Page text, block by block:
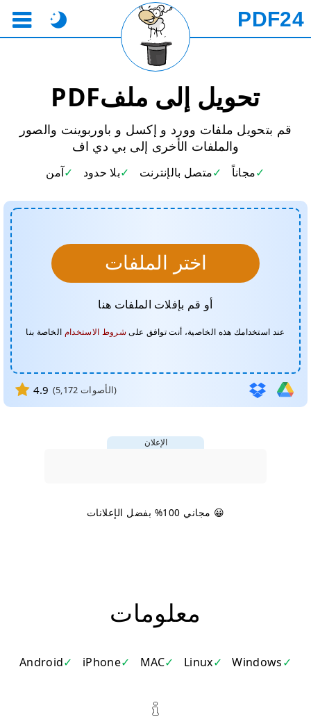
PDF24
تحويل إلى ملفPDF
قم بتحويل ملفات وورد و إكسل و باوربوينت والصور
والملفات الأخرى إلى بي دي اف
مجاناً متصل بالإنترنت بلا حدود آمن
اختر الملفات
أو قم بإفلات الملفات هنا
عند استخدامك هذه الخاصية، أنت توافق على شروط الاستخدام الخاصة بنا
4.9 (5,172 الأصوات)
الإعلان
😀 مجاني 100% بفضل الإعلانات
معلومات
Windows
Linux
MAC
iPhone
Android